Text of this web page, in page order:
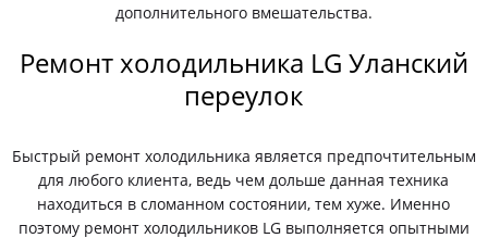
дополнительного вмешательства.
Ремонт холодильника LG Уланский
переулок
Быстрый ремонт холодильника является предпочтительным
для любого клиента, ведь чем дольше данная техника
находиться в сломанном состоянии, тем хуже. Именно
поэтому ремонт холодильников LG выполняется опытными